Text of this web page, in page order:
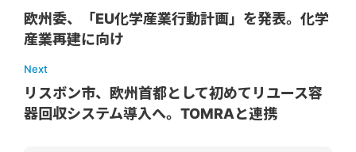
欧州委、「EU化学産業行動計画」を発表。化学
産業再建に向け
Next
リスボン市、欧州首都として初めてリユース容
器回収システム導入へ。TOMRAと連携